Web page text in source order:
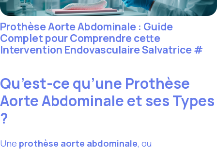
Prothèse Aorte Abdominale : Guide
Complet pour Comprendre cette
Intervention Endovasculaire Salvatrice#
Qu’est-ce qu’une Prothèse
Aorte Abdominale et ses Types
?
Une prothèse aorte abdominale, ou